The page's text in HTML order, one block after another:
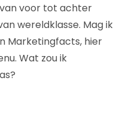
voor tot achter
wereldklasse. Mag ik
Marketingfacts, hier
Wat zou ik